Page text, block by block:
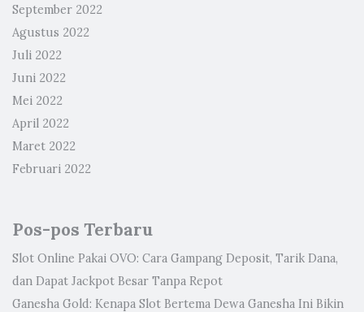
September 2022
Agustus 2022
Juli 2022
Juni 2022
Mei 2022
April 2022
Maret 2022
Februari 2022
Pos-pos Terbaru
Slot Online Pakai OVO: Cara Gampang Deposit, Tarik Dana,
dan Dapat Jackpot Besar Tanpa Repot
Ganesha Gold: Kenapa Slot Bertema Dewa Ganesha Ini Bikin